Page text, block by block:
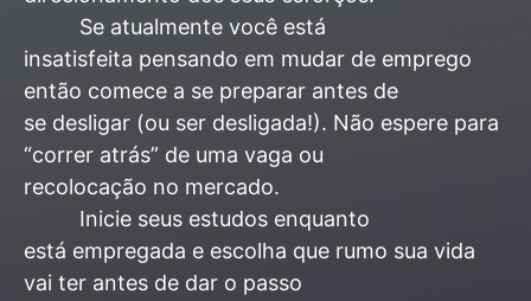
Se atualmente você está
insatisfeita pensando em mudar de emprego
então comece a se preparar antes de
se desligar (ou ser desligada!). Não espere para
“correr atrás” de uma vaga ou
recolocação no mercado.
Inicie seus estudos enquanto
está empregada e escolha que rumo sua vida
vai ter antes de dar o passo